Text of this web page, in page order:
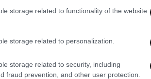
storage related to functionality of the website
storage related to personalization.
storage related to security, including
fraud prevention, and other user protection.